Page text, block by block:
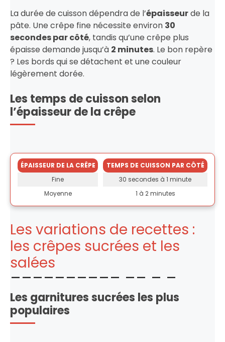
La durée de cuisson dépendra de l’épaisseurde la
pâte. Une crêpe fine nécessite environ 30
secondes par côté, tandis qu’une crêpe plus
épaisse demande jusqu’à 2 minutes. Le bon repère
? Les bords qui se détachent et une couleur
légèrement dorée.
Les temps de cuisson selon
l’épaisseur de la crêpe
ÉPAISSEUR DE LA CRÊPE
TEMPS DE CUISSON PAR CÔTÉ
Fine
30 secondes à 1 minute
Moyenne
1 à 2 minutes
Les variations de recettes :
les crêpes sucrées et les
salées
Les garnitures sucrées les plus
populaires